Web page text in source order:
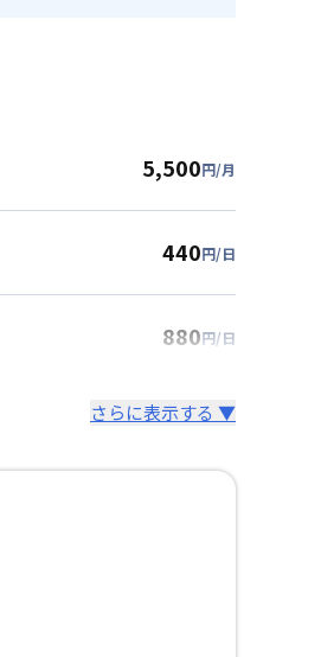
5,500円/月
440円/日
880円/日
さらに表示する ▼